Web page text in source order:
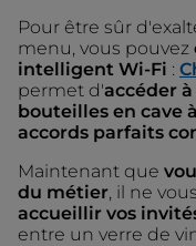
Pour être sûr
menu, vous pouvez
intelligent Wi-Fi :
permet d'accéder
bouteilles en cave
accords parfaits
Maintenant que
du métier , il ne
accueillir vos
entre un verre de